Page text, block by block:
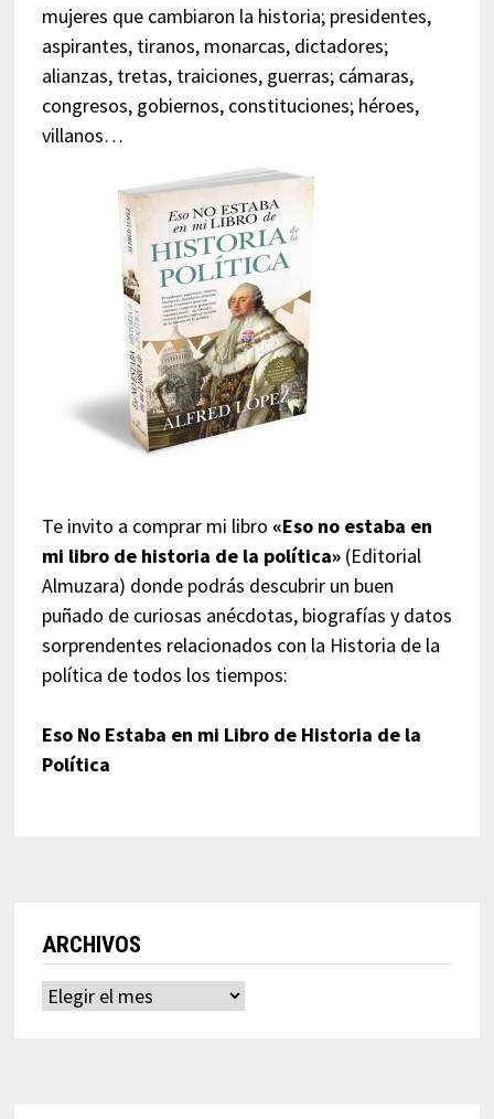
mujeres que cambiaron la historia; presidentes,
aspirantes, tiranos, monarcas, dictadores;
alianzas, tretas, traiciones, guerras; cámaras,
congresos, gobiernos, constituciones; héroes,
villanos…
Te invito a comprar mi libro «Eso no estaba en
mi libro de historia de la política»(Editorial
Almuzara) donde podrás descubrir un buen
puñado de curiosas anécdotas, biografías y datos
sorprendentes relacionados con la Historia de la
política de todos los tiempos:
Eso No Estaba en mi Libro de Historia de la
Política
ARCHIVOS
Archivos